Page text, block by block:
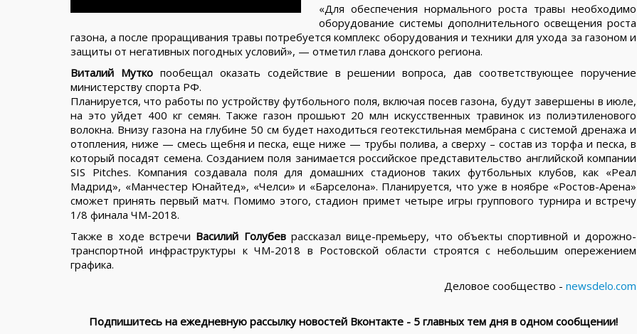
«Для обеспечения нормального роста травы необходимо
оборудование системы дополнительного освещения роста
газона, а после проращивания травы потребуется комплекс оборудования и техники для ухода за газоном и
защиты от негативных погодных условий», — отметил глава донского региона.
Виталий Муткопообещал оказать содействие в решении вопроса, дав соответствующее поручение
министерству спорта РФ.
Планируется, что работы по устройству футбольного поля, включая посев газона, будут завершены в июле,
на это уйдет 400 кг семян. Также газон прошьют 20 млн искусственных травинок из полиэтиленового
волокна. Внизу газона на глубине 50 см будет находиться геотекстильная мембрана с системой дренажа и
отопления, ниже — смесь щебня и песка, еще ниже — трубы полива, а сверху – состав из торфа и песка, в
который посадят семена. Созданием поля занимается российское представительство английской компании
SIS Pitches. Компания создавала поля для домашних стадионов таких футбольных клубов, как «Реал
Мадрид», «Манчестер Юнайтед», «Челси» и «Барселона». Планируется, что уже в ноябре «Ростов-Арена»
сможет принять первый матч. Помимо этого, стадион примет четыре игры группового турнира и встречу
1/8 финала ЧМ-2018.
Также в ходе встречи Василий Голубеврассказал вице-премьеру, что объекты спортивной и дорожно-
транспортной инфраструктуры к ЧМ-2018 в Ростовской области строятся с небольшим опережением
графика.
Деловое сообщество - newsdelo.com
Подпишитесь на ежедневную рассылку новостей Вконтакте - 5 главных тем дня в одном сообщении!